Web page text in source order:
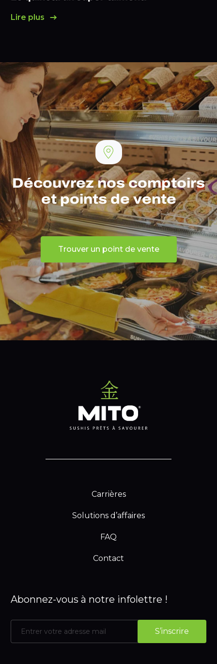
Lire plus
Découvrez nos comptoirs
et points de vente
Trouver un point de vente
Carrières
Solutions d’affaires
FAQ
Contact
Abonnez-vous à notre infolettre !